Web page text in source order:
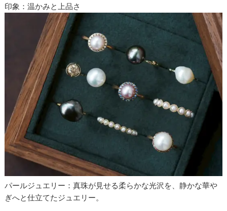
印象：温かみと上品さ
パールジュエリー：真珠が見せる柔らかな光沢を、静かな華や
ぎへと仕立てたジュエリー。